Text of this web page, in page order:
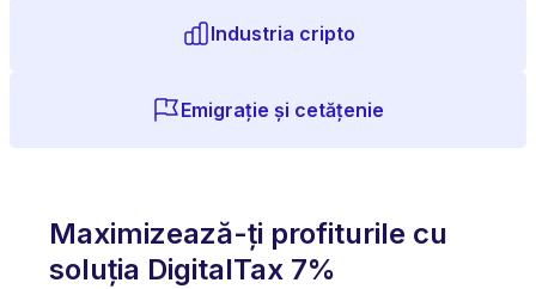
Industria cripto
Emigrație și cetățenie
Maximizează-ți profiturile cu
soluția DigitalTax 7%